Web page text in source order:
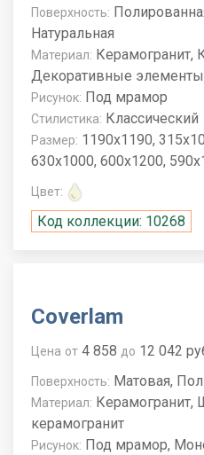
Поверхность:
Натуральная
Материал: Керамогранит,
Декоративные элементы
Рисунок: Под мрамор
Стилистика: Классический
Размер: 1190x1190,
630x1000, 600x1200,
Цвет:
Код коллекции: 10268
Coverlam
Цена от 4 858 до 12 042
Поверхность: Матовая,
Материал:
керамогранит
Рисунок: Под мрамор,